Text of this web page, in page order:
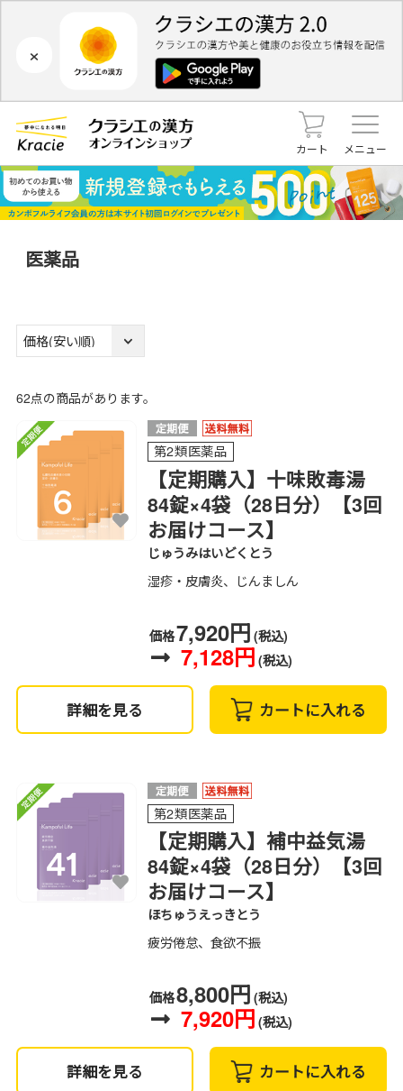
×
カート メニュー
医薬品
62点の商品があります。
第2類医薬品
【定期購入】十味敗毒湯
84錠×4袋（28日分）【3回
お届けコース】
じゅうみはいどくとう
湿疹・皮膚炎、じんましん
価格7,920円 (税込)
7,128円 (税込)
詳細を見る カートに入れる
第2類医薬品
【定期購入】補中益気湯
84錠×4袋（28日分）【3回
お届けコース】
ほちゅうえっきとう
疲労倦怠、食欲不振
価格8,800円 (税込)
7,920円 (税込)
詳細を見る カートに入れる